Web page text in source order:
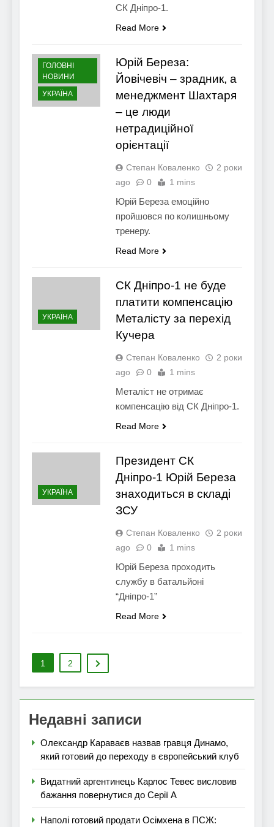
СК Дніпро-1.
Read More
ГОЛОВНІ
НОВИНИ
УКРАЇНА
Юрій Береза:
Йовічевіч – зрадник, а
менеджмент Шахтаря
– це люди
нетрадиційної
орієнтації
Степан Коваленко
2 роки
ago
0 1 mins
Юрій Береза емоційно
пройшовся по колишньому
тренеру.
Read More
УКРАЇНА
СК Дніпро-1 не буде
платити компенсацію
Металісту за перехід
Кучера
Степан Коваленко
2 роки
ago
0 1 mins
Металіст не отримає
компенсацію від СК Дніпро-1.
Read More
УКРАЇНА
Президент СК
Дніпро-1 Юрій Береза
знаходиться в складі
ЗСУ
Степан Коваленко
2 роки
ago
0 1 mins
Юрій Береза проходить
службу в батальйоні
“Дніпро-1”
Read More
1 2
Недавні записи
Олександр Караваєв назвав гравця Динамо,
який готовий до переходу в європейський клуб
Видатний аргентинець Карлос Тевес висловив
бажання повернутися до Серії А
Наполі готовий продати Осімхена в ПСЖ: